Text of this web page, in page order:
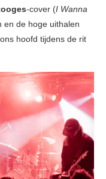
-cover (I Wanna
en de hoge uithalen
hoofd tijdens de rit